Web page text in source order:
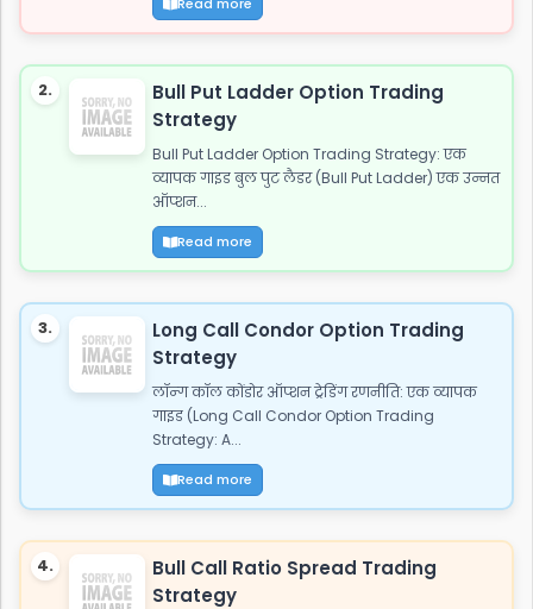
2.
Bull Put Ladder Option Trading
Strategy
Bull Put Ladder Option Trading Strategy: एक
व्यापक गाइड बुल पुट लैडर (Bull Put Ladder) एक उन्नत
ऑप्शन...
Read more
3.
Long Call Condor Option Trading
Strategy
लॉन्ग कॉल कोंडोर ऑप्शन ट्रेडिंग रणनीति: एक व्यापक
गाइड (Long Call Condor Option Trading
Strategy: A...
Read more
4.
Bull Call Ratio Spread Trading
Strategy